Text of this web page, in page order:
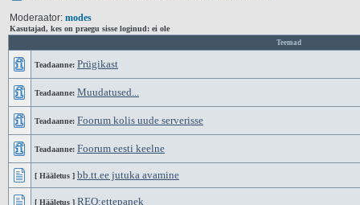
Moderaator: modes
Kasutajad, kes on praegu sisse loginud: ei ole
Teemad
Teadaanne: Prügikast
Teadaanne: Muudatused...
Teadaanne: Foorum kolis uude serverisse
Teadaanne: Foorum eesti keelne
[ Hääletus ] bb.tt.ee jutuka avamine
[ Hääletus ] REQ:ettepanek